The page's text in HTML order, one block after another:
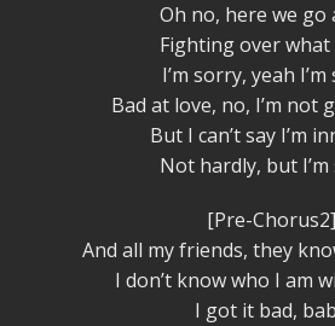
Oh no, here we go
Fighting over what
I’m sorry, yeah
Bad at love, no, I’m not
But I can’t say I’m
Not hardly, but
[Pre-Chorus2]
And all my friends, they
I don’t know who I am
I got it bad,